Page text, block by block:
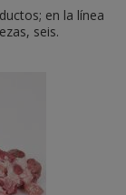
en la línea
seis.